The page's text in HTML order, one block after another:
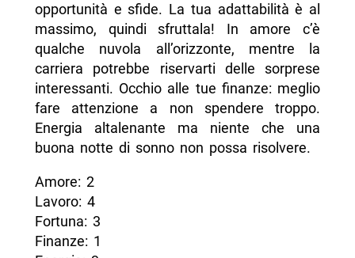
opportunità e sfide. La tua adattabilità è al
massimo, quindi sfruttala! In amore c’è
qualche nuvola all’orizzonte, mentre la
carriera potrebbe riservarti delle sorprese
interessanti. Occhio alle tue finanze: meglio
fare attenzione a non spendere troppo.
Energia altalenante ma niente che una
buona notte di sonno non possa risolvere.
Amore: 2
Lavoro: 4
Fortuna: 3
Finanze: 1